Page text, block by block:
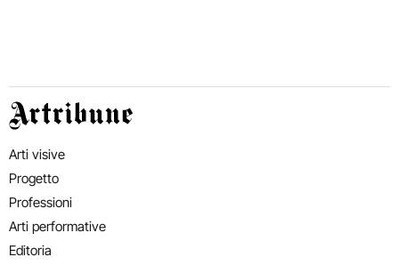
Artribune
Arti visive
Progetto
Professioni
Arti performative
Editoria